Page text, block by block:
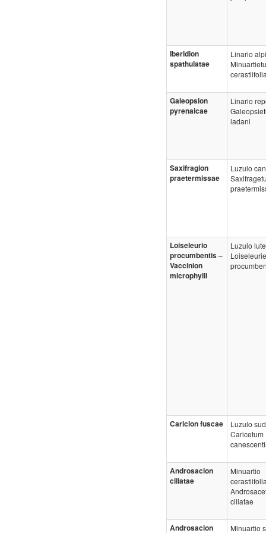
Iberidion
spathulatae
Linario
Galeopsion
pyrenaicae
Linario
ladani
Saxifragion
praetermissae
Luzulo
Loiseleurio
procumbentis –
Vaccinion
microphylli
Luzulo
Caricion fuscae
Luzulo
Caricetum
Androsacion
ciliatae
Minuartio
ciliatae
Androsacion
Minuartio